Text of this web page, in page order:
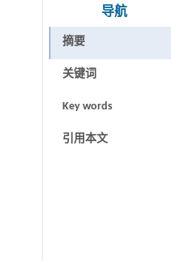
导航
摘要
关键词
Key words
引用本文